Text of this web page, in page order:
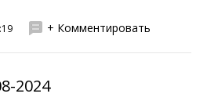
+ Комментировать
2024